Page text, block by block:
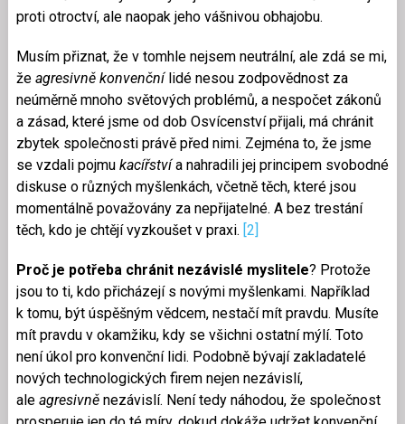
proti otroctví, ale naopak jeho vášnivou obhajobu.
Musím přiznat, že v tomhle nejsem neutrální, ale zdá se mi,
že agresivně konvenčnílidé nesou zodpovědnost za
neúměrně mnoho světových problémů, a nespočet zákonů
a zásad, které jsme od dob Osvícenství přijali, má chránit
zbytek společnosti právě před nimi. Zejména to, že jsme
se vzdali pojmu kacířstvía nahradili jej principem svobodné
diskuse o různých myšlenkách, včetně těch, které jsou
momentálně považovány za nepřijatelné. A bez trestání
těch, kdo je chtějí vyzkoušet v praxi. [2]
Proč je potřeba chránit nezávislé myslitele? Protože
jsou to ti, kdo přicházejí s novými myšlenkami. Například
k tomu, být úspěšným vědcem, nestačí mít pravdu. Musíte
mít pravdu v okamžiku, kdy se všichni ostatní mýlí. Toto
není úkol pro konvenční lidi. Podobně bývají zakladatelé
nových technologických firem nejen nezávislí,
ale agresivně nezávislí. Není tedy náhodou, že společnost